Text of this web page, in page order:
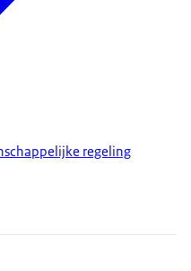
regeling